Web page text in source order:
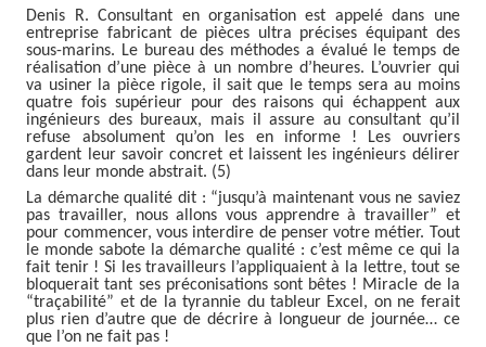
Denis R. Consultant en organisation est appelé dans une
entreprise fabricant de pièces ultra précises équipant des
sous-marins. Le bureau des méthodes a évalué le temps de
réalisation d’une pièce à un nombre d’heures. L’ouvrier qui
va usiner la pièce rigole, il sait que le temps sera au moins
quatre fois supérieur pour des raisons qui échappent aux
ingénieurs des bureaux, mais il assure au consultant qu’il
refuse absolument qu’on les en informe ! Les ouvriers
gardent leur savoir concret et laissent les ingénieurs délirer
dans leur monde abstrait. (5)
La démarche qualité dit : “jusqu’à maintenant vous ne saviez
pas travailler, nous allons vous apprendre à travailler” et
pour commencer, vous interdire de penser votre métier. Tout
le monde sabote la démarche qualité : c’est même ce qui la
fait tenir ! Si les travailleurs l’appliquaient à la lettre, tout se
bloquerait tant ses préconisations sont bêtes ! Miracle de la
“traçabilité” et de la tyrannie du tableur Excel, on ne ferait
plus rien d’autre que de décrire à longueur de journée… ce
que l’on ne fait pas !